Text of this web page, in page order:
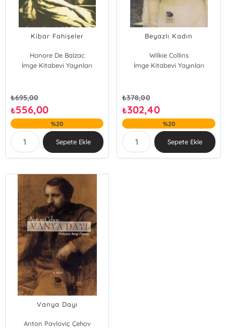
Kibar Fahişeler
Honore De Balzac
İmge Kitabevi Yayınları
₺695,00
₺556,00
%20
Sepete Ekle
Beyazlı Kadın
Wilkie Collins
İmge Kitabevi Yayınları
₺378,00
₺302,40
%20
Sepete Ekle
Vanya Dayı
Anton Pavloviç Çehov